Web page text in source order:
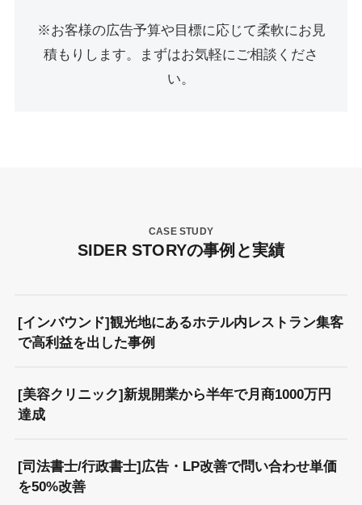
※お客様の広告予算や目標に応じて柔軟にお見
積もりします。まずはお気軽にご相談くださ
い。
CASE STUDY
SIDER STORYの事例と実績
[インバウンド]観光地にあるホテル内レストラン集客
で高利益を出した事例
[美容クリニック]新規開業から半年で月商1000万円
達成
[司法書士/行政書士]広告・LP改善で問い合わせ単価
を50%改善